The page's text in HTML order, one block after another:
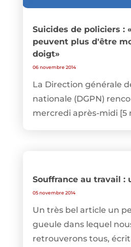
Suicides de policiers :
peuvent plus d'être
doigt»
06 novembre 2014
La Direction générale
nationale (DGPN)
mercredi après-midi [5
Souffrance au travail :
05 novembre 2014
Un très bel article un
gueule dans lequel
retrouverons tous,